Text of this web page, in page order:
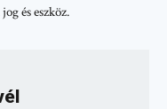
és eszköz.